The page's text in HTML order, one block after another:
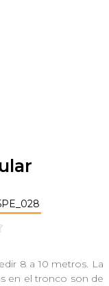
8 a 10 metros. La
en el tronco son de